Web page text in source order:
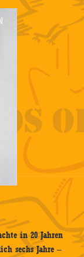
in 20 Jahren
sechs Jahre –